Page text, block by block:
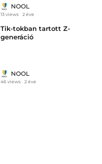
NOOL
13 views 2 éve
Tik-tokban tartott Z-
generáció
NOOL
46 views 2 éve